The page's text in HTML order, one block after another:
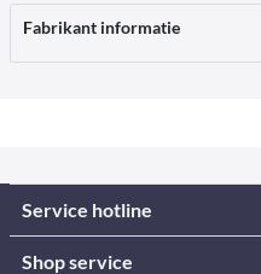
Fabrikant informatie
Service hotline
Shop service